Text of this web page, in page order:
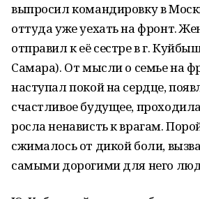
выпросил командировку в
оттуда уже уехать на фронт.
отправил к её сестре в г.
Самара). От мысли о семье на
наступал покой на сердце,
счастливое будущее,
росла ненависть к врагам.
сжималось от дикой боли,
самыми дорогими для него